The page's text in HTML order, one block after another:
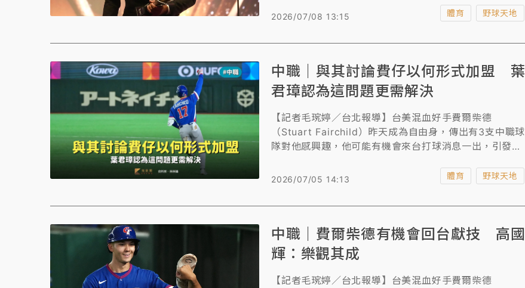
前報銷。
2026/07/08 13:15 體育 野球天地
中職｜與其討論費仔以何形式加盟 葉
君璋認為這問題更需解決
【記者毛琬婷／台北報導】台美混血好手費爾柴德
（Stuart Fairchild）昨天成為自由身，傳出有3支中職球
隊對他感興趣，他可能有機會來台打球消息一出，引發球
教練葉君璋並未給明確答案，而是強調「公平性」，且他
去思考以後大批旅外球員回來時要不要選秀更重要。
2026/07/05 14:13 體育 野球天地
中職｜費爾柴德有機會回台獻技 高國
輝：樂觀其成
【記者毛琬婷／台北報導】台美混血好手費爾柴德